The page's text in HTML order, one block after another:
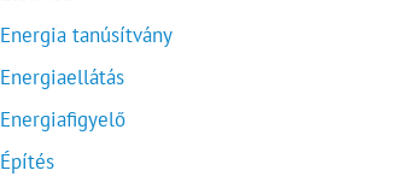
Energia tanúsítvány
Energiaellátás
Energiafigyelő
Építés